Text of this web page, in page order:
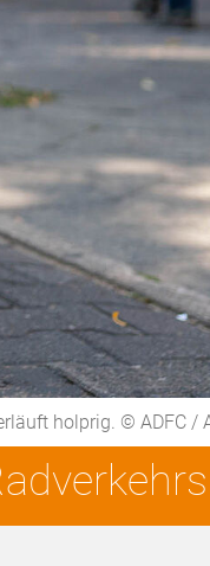
holprig. © ADFC /